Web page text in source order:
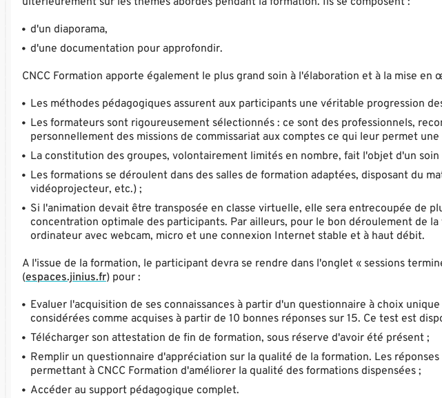
d'un diaporama,
d'une documentation pour approfondir.
CNCC Formation apporte également le plus grand soin à l'élaboration et à la mise en
Les méthodes pédagogiques assurent aux participants une véritable progression
Les formateurs sont rigoureusement sélectionnés : ce sont des professionnels,
personnellement des missions de commissariat aux comptes ce qui leur permet
La constitution des groupes, volontairement limités en nombre, fait l'objet d'un
Les formations se déroulent dans des salles de formation adaptées, disposant du
vidéoprojecteur, etc.) ;
Si l'animation devait être transposée en classe virtuelle, elle sera entrecoupée de
concentration optimale des participants. Par ailleurs, pour le bon déroulement de
ordinateur avec webcam, micro et une connexion Internet stable et à haut débit.
A l'issue de la formation, le participant devra se rendre dans l'onglet « sessions
(espaces.jinius.fr) pour :
Evaluer l'acquisition de ses connaissances à partir d'un questionnaire à choix
considérées comme acquises à partir de 10 bonnes réponses sur 15. Ce test est
Télécharger son attestation de fin de formation, sous réserve d'avoir été présent ;
Remplir un questionnaire d'appréciation sur la qualité de la formation. Les
permettant à CNCC Formation d'améliorer la qualité des formations dispensées ;
Accéder au support pédagogique complet.